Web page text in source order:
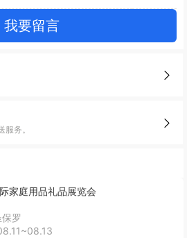
我要留言
务。
家庭用品礼品展览会
保罗